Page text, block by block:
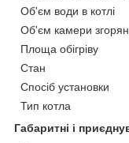
Об'єм води в котлі
Об'єм камери
Площа обігріву
Стан
Спосіб установки
Тип котла
Габаритні і